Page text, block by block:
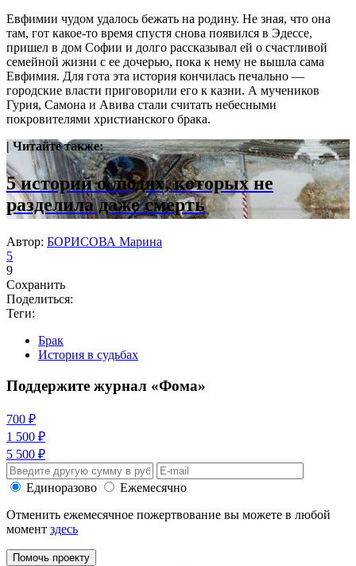
Евфимии чудом удалось бежать на родину. Не зная, что она
там, гот какое-то время спустя снова появился в Эдессе,
пришел в дом Софии и долго рассказывал ей о счастливой
семейной жизни с ее дочерью, пока к нему не вышла сама
Евфимия. Для гота эта история кончилась печально —
городские власти приговорили его к казни. А мучеников
Гурия, Самона и Авива стали считать небесными
покровителями христианского брака.
| Читайте также:
5 историй о людях, которых не
разделила даже смерть
Автор: БОРИСОВА Марина
5
9
Сохранить
Поделиться:
Теги:
Брак
История в судьбах
Поддержите журнал «Фома»
700 ₽
1 500 ₽
5 500 ₽
Единоразово
Ежемесячно
Отменить ежемесячное пожертвование вы можете в любой
момент здесь
Помочь проекту